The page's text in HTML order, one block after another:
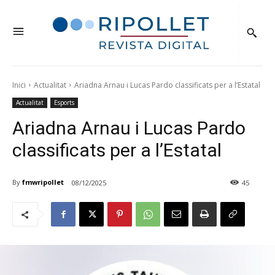
Inici Actualitat Ariadna Arnau i Lucas Pardo classificats per a l’Estatal
Actualitat Esports
Ariadna Arnau i Lucas Pardo
classificats per a l’Estatal
By fmwripollet 08/12/2025 45